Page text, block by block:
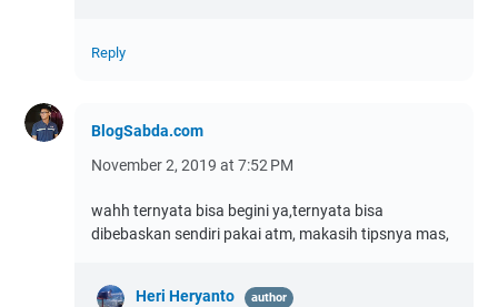
Reply
BlogSabda.com
November 2, 2019 at 7:52 PM
wahh ternyata bisa begini ya,ternyata bisa
dibebaskan sendiri pakai atm, makasih tipsnya mas,
Heri Heryanto